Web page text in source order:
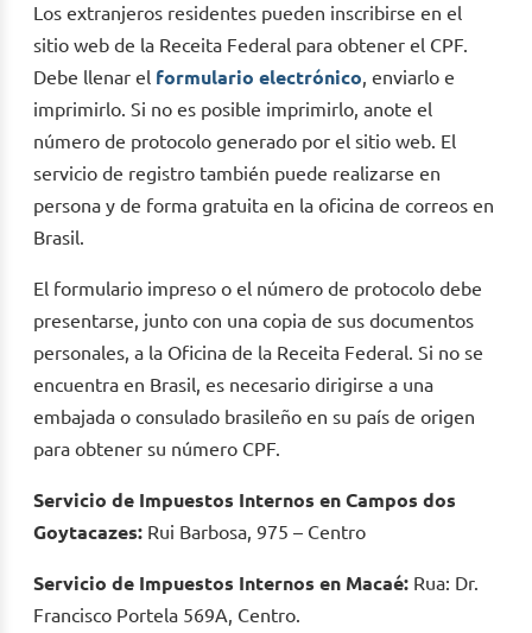
Los extranjeros residentes pueden inscribirse en el
sitio web de la Receita Federal para obtener el CPF.
Debe llenar el formulario electrónico, enviarlo e
imprimirlo. Si no es posible imprimirlo, anote el
número de protocolo generado por el sitio web. El
servicio de registro también puede realizarse en
persona y de forma gratuita en la oficina de correos en
Brasil.
El formulario impreso o el número de protocolo debe
presentarse, junto con una copia de sus documentos
personales, a la Oficina de la Receita Federal. Si no se
encuentra en Brasil, es necesario dirigirse a una
embajada o consulado brasileño en su país de origen
para obtener su número CPF.
Servicio de Impuestos Internos en Campos dos
Goytacazes: Rui Barbosa, 975 – Centro
Servicio de Impuestos Internos en Macaé: Rua: Dr.
Francisco Portela 569A, Centro.